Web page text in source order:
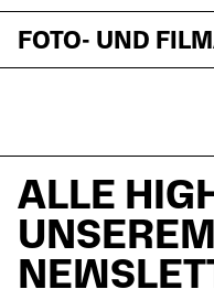
FOTO- UND
ALLE
UNSEREM